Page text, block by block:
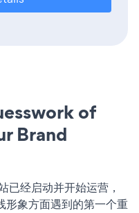
of
Brand
经启动并开始运营，
形象方面遇到的第一个重